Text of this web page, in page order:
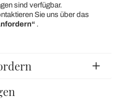
sind verfügbar.
Sie uns über das
.